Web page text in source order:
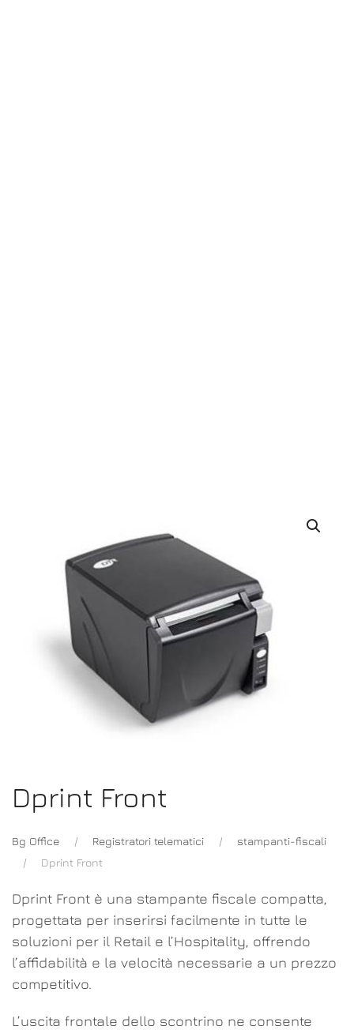
Dprint Front
Bg Office Registratori telematici
stampanti-fiscali
Dprint Front
Dprint Front è una stampante fiscale compatta,
progettata per inserirsi facilmente in tutte le
soluzioni per il Retail e l’Hospitality, offrendo
l’affidabilità e la velocità necessarie a un prezzo
competitivo.
L’uscita frontale dello scontrino ne consente